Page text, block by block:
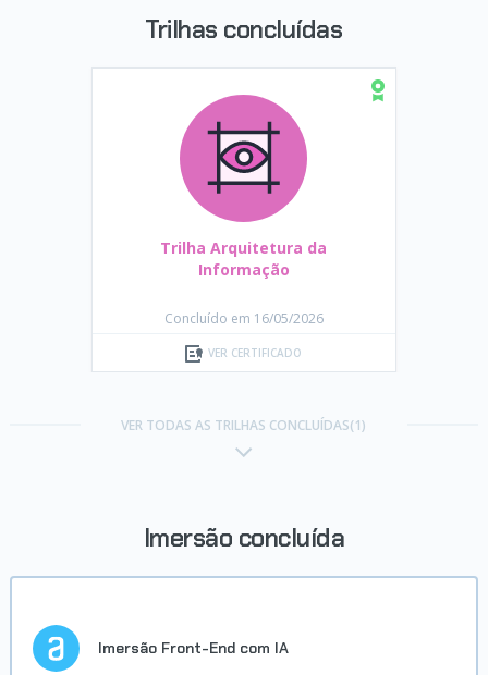
Trilhas concluídas
Trilha Arquitetura da
Informação
Concluído em 16/05/2026
VER CERTIFICADO
VER TODAS AS TRILHAS CONCLUÍDAS(1)
Imersão concluída
Imersão Front-End com IA